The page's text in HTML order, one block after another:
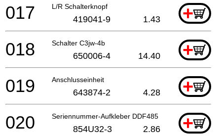
L/R Schalterknopf +
017 419041-9 1.43
Schalter C3jw-4b +
018 650006-4 14.40
Anschlusseinheit +
019 643874-2 4.28
Seriennummer-Aufkleber DDF485 +
020 854U32-3 2.86